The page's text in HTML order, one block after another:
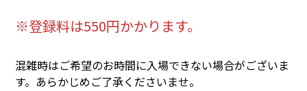
※登録料は550円かかります。
混雑時はご希望のお時間に入場できない場合がございま
す。あらかじめご了承くださいませ。